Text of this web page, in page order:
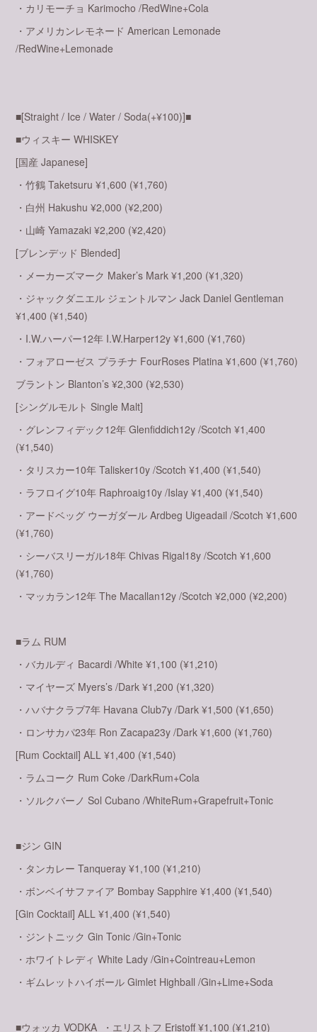
・カリモーチョ Karimocho /RedWine+Cola
・アメリカンレモネード American Lemonade
/RedWine+Lemonade
■[Straight / Ice / Water / Soda(+¥100)]■
■ウィスキー WHISKEY
[国産 Japanese]
・竹鶴 Taketsuru ¥1,600 (¥1,760)
・白州 Hakushu ¥2,000 (¥2,200)
・山崎 Yamazaki ¥2,200 (¥2,420)
[ブレンデッド Blended]
・メーカーズマーク Maker’s Mark ¥1,200 (¥1,320)
・ジャックダニエル ジェントルマン Jack Daniel Gentleman
¥1,400 (¥1,540)
・I.W.ハーパー12年 I.W.Harper12y ¥1,600 (¥1,760)
・フォアローゼス プラチナ FourRoses Platina ¥1,600 (¥1,760)
ブラントン Blanton’s ¥2,300 (¥2,530)
[シングルモルト Single Malt]
・グレンフィデック12年 Glenfiddich12y /Scotch ¥1,400
(¥1,540)
・タリスカー10年 Talisker10y /Scotch ¥1,400 (¥1,540)
・ラフロイグ10年 Raphroaig10y /Islay ¥1,400 (¥1,540)
・アードベッグ ウーガダール Ardbeg Uigeadail /Scotch ¥1,600
(¥1,760)
・シーバスリーガル18年 Chivas Rigal18y /Scotch ¥1,600
(¥1,760)
・マッカラン12年 The Macallan12y /Scotch ¥2,000 (¥2,200)
■ラム RUM
・バカルディ Bacardi /White ¥1,100 (¥1,210)
・マイヤーズ Myers’s /Dark ¥1,200 (¥1,320)
・ハバナクラブ7年 Havana Club7y /Dark ¥1,500 (¥1,650)
・ロンサカパ23年 Ron Zacapa23y /Dark ¥1,600 (¥1,760)
[Rum Cocktail] ALL ¥1,400 (¥1,540)
・ラムコーク Rum Coke /DarkRum+Cola
・ソルクバーノ Sol Cubano /WhiteRum+Grapefruit+Tonic
■ジン GIN
・タンカレー Tanqueray ¥1,100 (¥1,210)
・ボンベイサファイア Bombay Sapphire ¥1,400 (¥1,540)
[Gin Cocktail] ALL ¥1,400 (¥1,540)
・ジントニック Gin Tonic /Gin+Tonic
・ホワイトレディ White Lady /Gin+Cointreau+Lemon
・ギムレットハイボール Gimlet Highball /Gin+Lime+Soda
■ウォッカ VODKA ・エリストフ Eristoff ¥1,100 (¥1,210)